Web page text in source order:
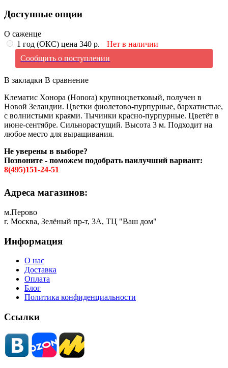
Доступные опции
О саженце
1 год (ОКС) цена 340 р.
Нет в наличии
Сообщить о поступлении
В закладки В сравнение
Клематис Хонора (Honora) крупноцветковый, получен в
Новой Зеландии. Цветки фиолетово-пурпурные, бархатистые,
с волнистыми краями. Тычинки красно-пурпурные. Цветёт в
июне-сентябре. Сильнорастущий. Высота 3 м. Подходит на
любое место для выращивания.
Не уверены в выборе?
Позвоните - поможем подобрать наилучший вариант:
8(495)151-24-51
Адреса магазинов:
м.Перово
г. Москва, Зелёный пр-т, 3А, ТЦ "Ваш дом"
Информация
О нас
Доставка
Оплата
Блог
Политика конфиденциальности
Ссылки